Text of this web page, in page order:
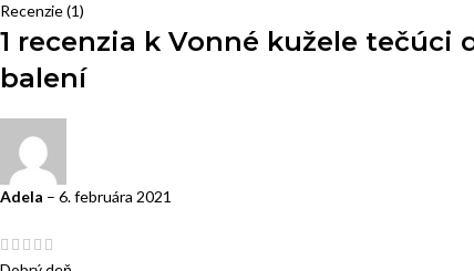
Recenzie (1)
1 recenzia k Vonné kužele tečúci
balení
Adela – 6. februára 2021